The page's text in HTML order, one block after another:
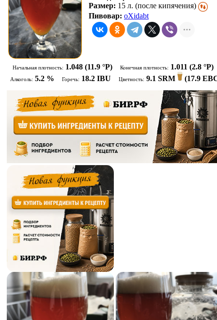
Размер: 15 л. (после кипячения)
Пивовар: oXidabt
Начальная плотность: 1.048 (11.9 °P) Конечная плотность: 1.011 (2.8 °P)
Алкоголь: 5.2 % Горечь: 18.2 IBU Цветность: 9.1 SRM (17.9